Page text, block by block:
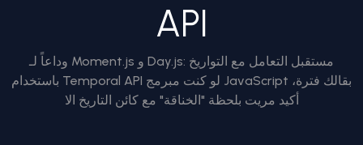
API
وداعاً لـ Moment.js و Day.js: مستقبل التعامل مع التواريخ
باستخدام Temporal API لو كنت مبرمج JavaScript بقالك فترة،
أكيد مريت بلحظة "الخناقة" مع كائن التاريخ الا